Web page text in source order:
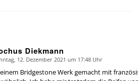
Diekmann
12. Dezember 2021 um 17:48 Uhr
Bridgestone Werk gemacht mit